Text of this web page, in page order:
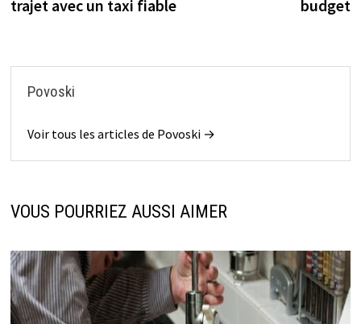
trajet avec un taxi fiable budget
Povoski
Voir tous les articles de Povoski →
VOUS POURRIEZ AUSSI AIMER